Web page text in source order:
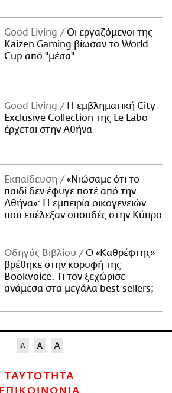
Good Living
Οι εργαζόμενοι της
Kaizen Gaming βίωσαν το World
Cup από "μέσα"
Good Living
Η εμβληματική City
Exclusive Collection της Le Labo
έρχεται στην Αθήνα
Εκπαίδευση
«Νιώσαμε ότι το
παιδί δεν έφυγε ποτέ από την
Αθήνα»: Η εμπειρία οικογενειών
που επέλεξαν σπουδές στην Κύπρο
Οδηγός Βιβλίου
Ο «Καθρέφτης»
βρέθηκε στην κορυφή της
Bookvoice. Τι τον ξεχώρισε
ανάμεσα στα μεγάλα best sellers;
ΤΑΥΤΟΤΗΤΑ